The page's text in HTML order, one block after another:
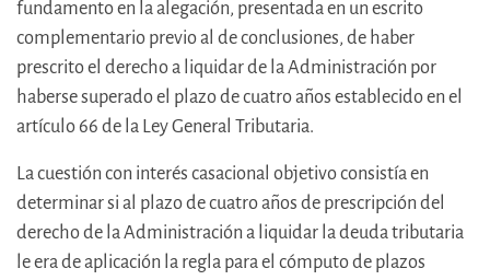
fundamento en la alegación, presentada en un escrito
complementario previo al de conclusiones, de haber
prescrito el derecho a liquidar de la Administración por
haberse superado el plazo de cuatro años establecido en el
artículo 66 de la Ley General Tributaria.
La cuestión con interés casacional objetivo consistía en
determinar si al plazo de cuatro años de prescripción del
derecho de la Administración a liquidar la deuda tributaria
le era de aplicación la regla para el cómputo de plazos